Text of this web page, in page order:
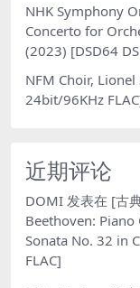
NHK Symphony
Concerto for
(2023) [DSD64
NFM Choir,
24bit/96KHz
近期评论
DOMI 发表在 [古
Beethoven:
Sonata No. 32 in
FLAC]